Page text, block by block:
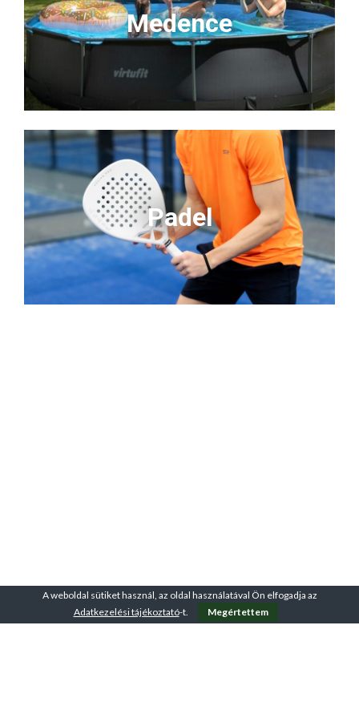
Medence
Padel
A weboldal sütiket használ, az oldal használatával Ön elfogadja az
Adatkezelési tájékoztató-t. Megértettem